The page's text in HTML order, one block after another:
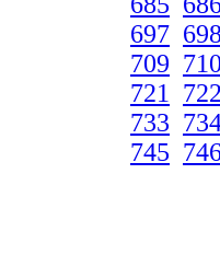
697
709
721
733
745